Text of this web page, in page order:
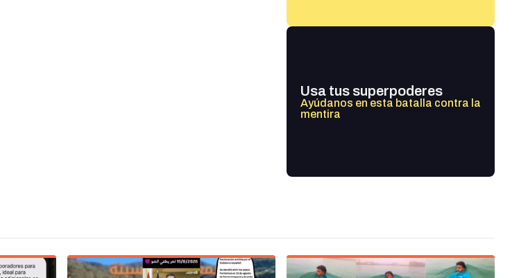
Usa tus superpoderes
Ayúdanos en esta batalla contra la
mentira